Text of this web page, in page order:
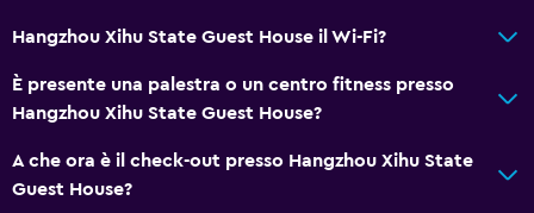
Hangzhou Xihu State Guest House il Wi-Fi?
È presente una palestra o un centro fitness presso
Hangzhou Xihu State Guest House?
A che ora è il check-out presso Hangzhou Xihu State
Guest House?